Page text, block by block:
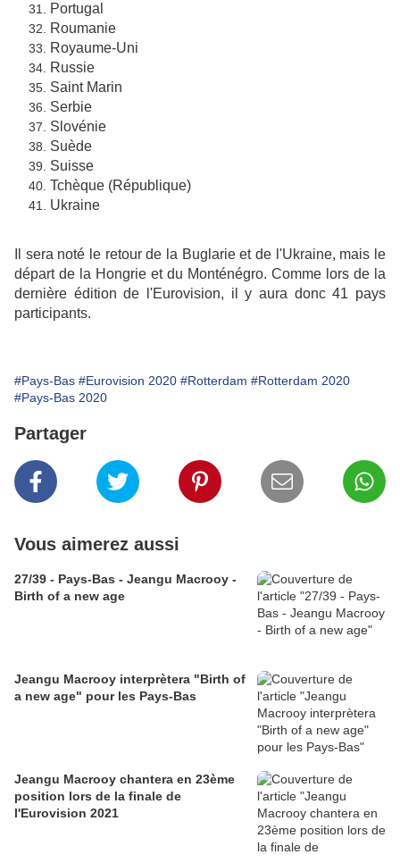
Portugal
Roumanie
Royaume-Uni
Russie
Saint Marin
Serbie
Slovénie
Suède
Suisse
Tchèque (République)
Ukraine
Il sera noté le retour de la Buglarie et de l'Ukraine, mais le
départ de la Hongrie et du Monténégro. Comme lors de la
dernière édition de l'Eurovision, il y aura donc 41 pays
participants.
#Pays-Bas #Eurovision 2020 #Rotterdam #Rotterdam 2020
#Pays-Bas 2020
Partager
Vous aimerez aussi
27/39 - Pays-Bas - Jeangu Macrooy -
Birth of a new age
Jeangu Macrooy interprètera "Birth of
a new age" pour les Pays-Bas
Jeangu Macrooy chantera en 23ème
position lors de la finale de
l'Eurovision 2021